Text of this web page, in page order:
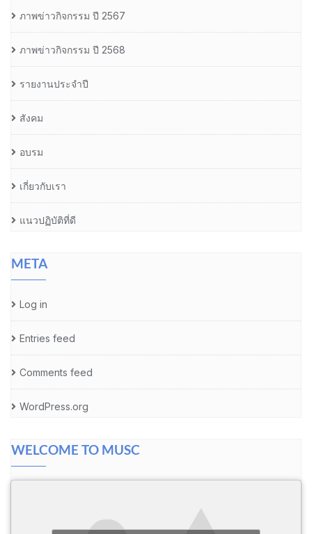
ภาพข่าวกิจกรรม ปี 2567
ภาพข่าวกิจกรรม ปี 2568
รายงานประจำปี
สังคม
อบรม
เกี่ยวกับเรา
แนวปฏิบัติที่ดี
META
Log in
Entries feed
Comments feed
WordPress.org
WELCOME TO MUSC